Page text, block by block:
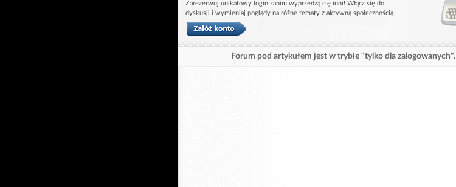
Zarezerwuj unikatowy login zanim wyprzedzą cię inni! Włącz się do
dyskusji i wymieniaj poglądy na różne tematy z aktywną społecznością.
Forum pod artykułem jest w trybie "tylko dla zalogowanych".